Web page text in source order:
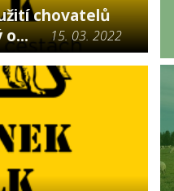
chovatelů
o...
15. 03. 2022